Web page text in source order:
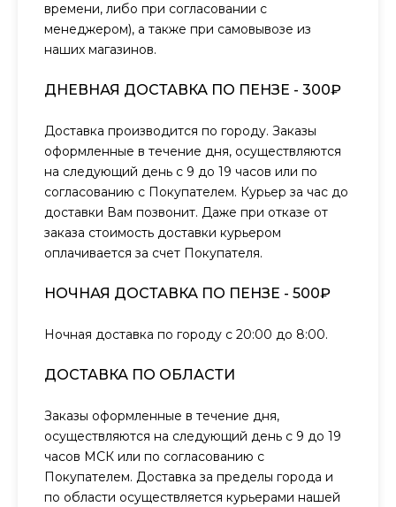
времени, либо при согласовании с
менеджером), а также при самовывозе из
наших магазинов.
ДНЕВНАЯ ДОСТАВКА ПО ПЕНЗЕ - 300₽
Доставка производится по городу. Заказы
оформленные в течение дня, осуществляются
на следующий день с 9 до 19 часов или по
согласованию с Покупателем. Курьер за час до
доставки Вам позвонит. Даже при отказе от
заказа стоимость доставки курьером
оплачивается за счет Покупателя.
НОЧНАЯ ДОСТАВКА ПО ПЕНЗЕ - 500₽
Ночная доставка по городу с 20:00 до 8:00.
ДОСТАВКА ПО ОБЛАСТИ
Заказы оформленные в течение дня,
осуществляются на следующий день с 9 до 19
часов МСК или по согласованию с
Покупателем. Доставка за пределы города и
по области осуществляется курьерами нашей